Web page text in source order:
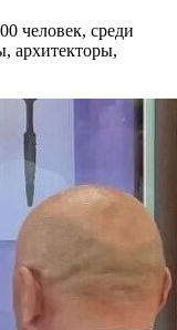
человек, среди
архитекторы,